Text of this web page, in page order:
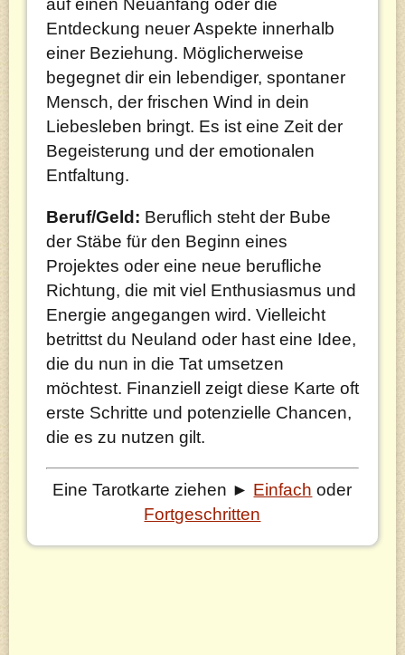
Entdeckung neuer Aspekte innerhalb
einer Beziehung. Möglicherweise
begegnet dir ein lebendiger, spontaner
Mensch, der frischen Wind in dein
Liebesleben bringt. Es ist eine Zeit der
Begeisterung und der emotionalen
Entfaltung.
Beruf/Geld: Beruflich steht der Bube
der Stäbe für den Beginn eines
Projektes oder eine neue berufliche
Richtung, die mit viel Enthusiasmus und
Energie angegangen wird. Vielleicht
betrittst du Neuland oder hast eine Idee,
die du nun in die Tat umsetzen
möchtest. Finanziell zeigt diese Karte oft
erste Schritte und potenzielle Chancen,
die es zu nutzen gilt.
Eine Tarotkarte ziehen ► Einfach oder
Fortgeschritten